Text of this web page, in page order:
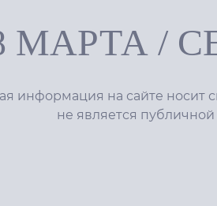
МАРТА/
информация на сайте носит
не является